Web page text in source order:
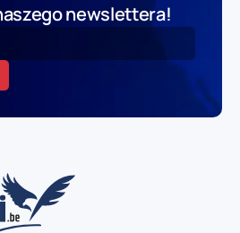
newslettera!